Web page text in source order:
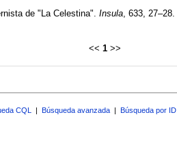
de "La Celestina". Insula, 633, 27–28.
<< 1>>
CQL | Búsqueda avanzada | Búsqueda por ID